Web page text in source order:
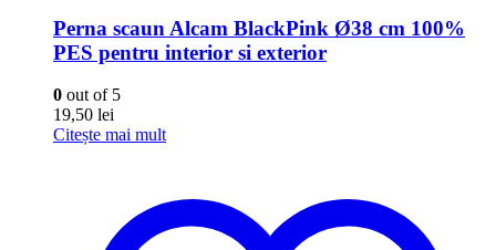
Perna scaun Alcam BlackPink Ø38 cm 100%
PES pentru interior si exterior
0 out of 5
19,50 lei
Citește mai mult